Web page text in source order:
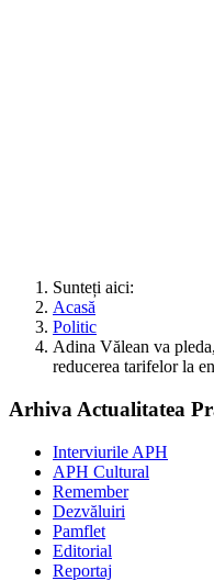
Sunteți aici:
Acasă
Politic
Adina Vălean va
reducerea tarifelor la
Arhiva Actualitatea
Interviurile APH
APH Cultural
Remember
Dezvăluiri
Pamflet
Editorial
Reportaj